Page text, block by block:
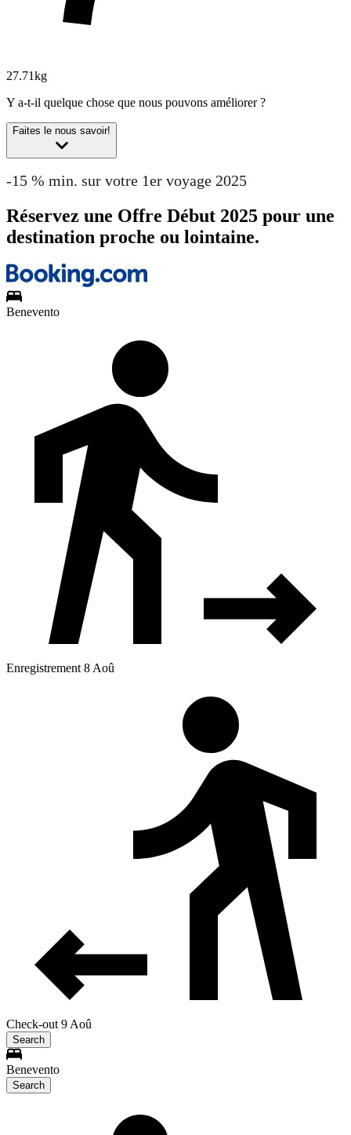
27.71kg
Y a-t-il quelque chose que nous pouvons améliorer ?
Faites le nous savoir!
-15 % min. sur votre 1er voyage 2025
Réservez une Offre Début 2025 pour une
destination proche ou lointaine.
Benevento
Enregistrement 8 Aoû
Check-out 9 Aoû
Search
Benevento
Search